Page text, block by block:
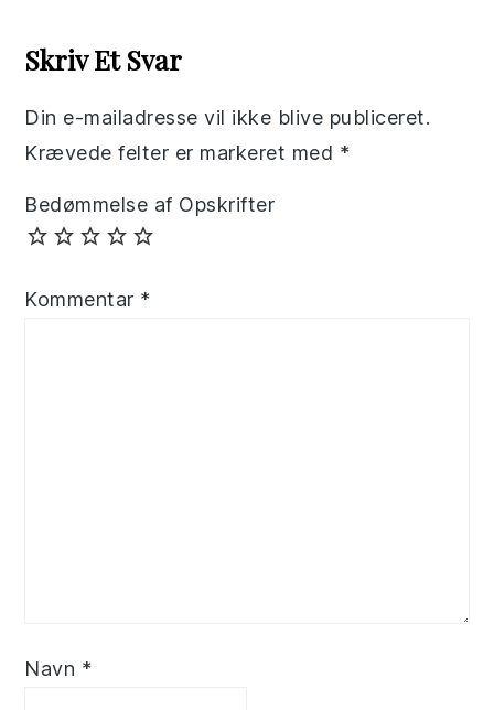
Interactions
Skriv Et Svar
Din e-mailadresse vil ikke blive publiceret.
Krævede felter er markeret med *
Bedømmelse af Opskrifter
Kommentar *
Navn *